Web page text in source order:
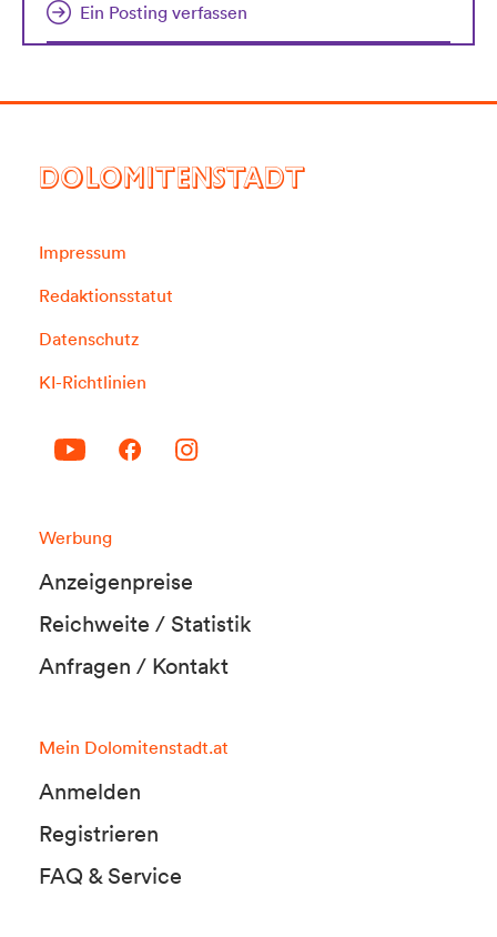
Ein Posting verfassen
DOLOMITENSTADT
Impressum
Redaktionsstatut
Datenschutz
KI-Richtlinien
Werbung
Anzeigenpreise
Reichweite / Statistik
Anfragen / Kontakt
Mein Dolomitenstadt.at
Anmelden
Registrieren
FAQ & Service